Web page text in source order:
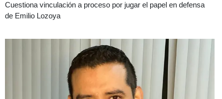
Cuestiona vinculación a proceso por jugar el papel en defensa
de Emilio Lozoya